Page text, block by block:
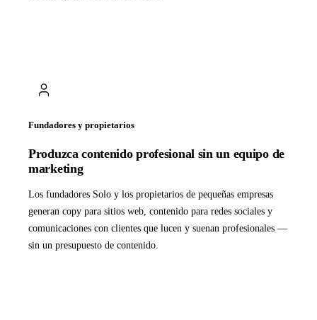
Fundadores y propietarios
Produzca contenido profesional sin un equipo de
marketing
Los fundadores Solo y los propietarios de pequeñas empresas
generan copy para sitios web, contenido para redes sociales y
comunicaciones con clientes que lucen y suenan profesionales —
sin un presupuesto de contenido.